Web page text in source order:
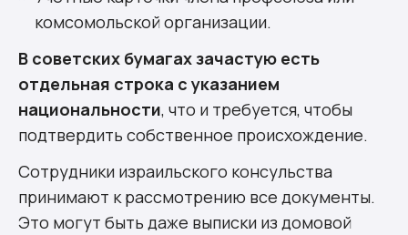
комсомольской организации.
В советских бумагах зачастую есть
отдельная строка с указанием
национальности, что и требуется, чтобы
подтвердить собственное происхождение.
Сотрудники израильского консульства
принимают к рассмотрению все документы.
Это могут быть даже выписки из домовой